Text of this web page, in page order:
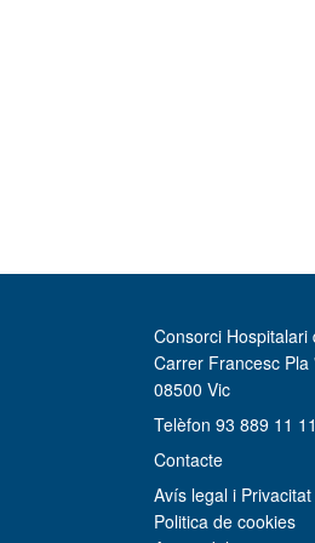
Consorci Hospitalari
Carrer Francesc Pla
08500 Vic
Telèfon 93 889 11 11
Contacte
Avís legal i Privacitat
Politica de cookies